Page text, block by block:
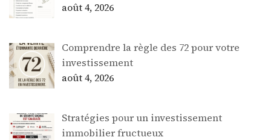
août 4, 2026
Comprendre la règle des 72 pour votre
investissement
août 4, 2026
Stratégies pour un investissement
immobilier fructueux